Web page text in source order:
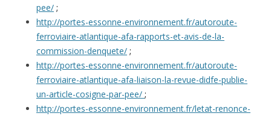
pee/ ;
http://portes-essonne-environnement.fr/autoroute-
ferroviaire-atlantique-afa-rapports-et-avis-de-la-
commission-denquete/ ;
http://portes-essonne-environnement.fr/autoroute-
ferroviaire-atlantique-afa-liaison-la-revue-didfe-publie-
un-article-cosigne-par-pee/ ;
http://portes-essonne-environnement.fr/letat-renonce-